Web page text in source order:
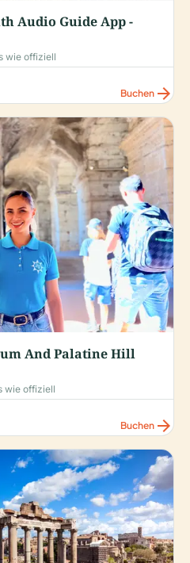
Audio Guide App -
wie offiziell
Buchen arrow_forward
And Palatine Hill
wie offiziell
Buchen arrow_forward